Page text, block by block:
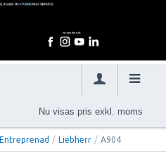
Nu visas pris exkl. moms
Entreprenad / Liebherr / A904